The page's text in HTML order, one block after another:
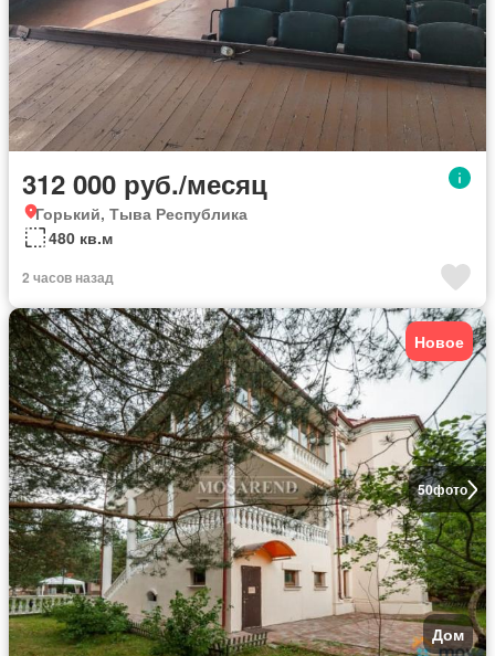
312 000 руб./месяц
Горький, Тыва Республика
480 кв.м
2 часов назад
50фото
Новое
Дом